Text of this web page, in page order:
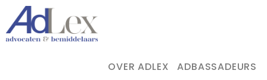
OVER ADLEX
ADBASSADEURS